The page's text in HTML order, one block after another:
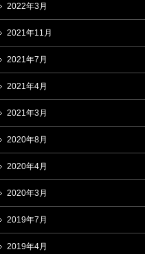
2022年3月
2021年11月
2021年7月
2021年4月
2021年3月
2020年8月
2020年4月
2020年3月
2019年7月
2019年4月